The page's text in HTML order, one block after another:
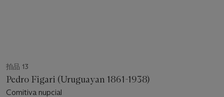
拍品 13
Pedro Figari (Uruguayan 1861-1938)
Comitiva nupcial